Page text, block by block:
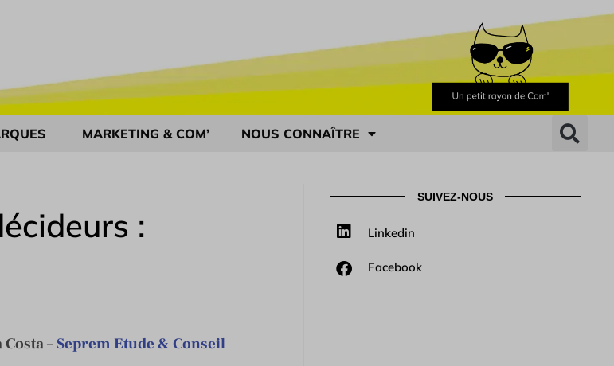
MARKETING & COM’ NOUS CONNAÎTRE
:
–Seprem Etude & Conseil
SUIVEZ-NOUS
Linkedin
Facebook